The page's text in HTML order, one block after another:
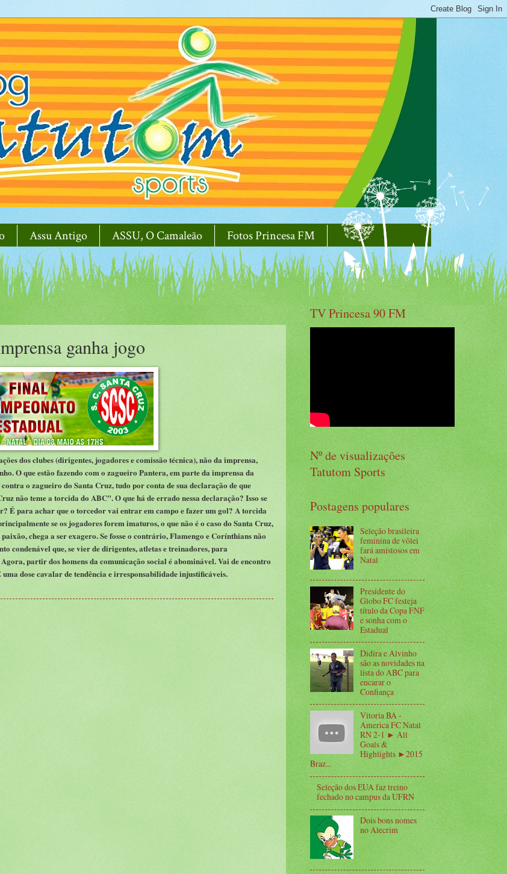
Assu Antigo ASSU, O Camaleão Fotos Princesa FM
ganha jogo
dos clubes (dirigentes, jogadores e comissão técnica), não da imprensa,
O que estão fazendo com o zagueiro Pantera, em parte da imprensa da
o zagueiro do Santa Cruz, tudo por conta de sua declaração de que
não teme a torcida do ABC". O que há de errado nessa declaração? Isso se
É para achar que o torcedor vai entrar em campo e fazer um gol? A torcida
se os jogadores forem imaturos, o que não é o caso do Santa Cruz,
chega a ser exagero. Se fosse o contrário, Flamengo e Corínthians não
condenável que, se vier de dirigentes, atletas e treinadores, para
partir dos homens da comunicação social é abominável. Vai de encontro
dose cavalar de tendência e irresponsabilidade injustificáveis.
TV Princesa 90 FM
Nº de visualizações
Tatutom Sports
Postagens populares
Seleção brasileira
feminina de vôlei
fará amistosos em
Natal
Presidente do
Globo FC festeja
título da Copa FNF
e sonha com o
Estadual
Didira e Alvinho
são as novidades na
lista do ABC para
encarar o
Confiança
Vitoria BA -
America FC Natal
RN 2-1 ► All
Goals &
Highlights ►2015
Braz...
Seleção dos EUA faz treino
fechado no campus da UFRN
Dois bons nomes
no Alecrim